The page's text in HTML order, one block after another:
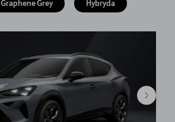
Graphene Grey Hybryda